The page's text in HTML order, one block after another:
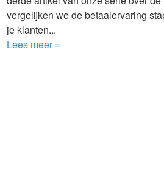
vergelijken we de betaalervaring
je klanten...
Lees meer »